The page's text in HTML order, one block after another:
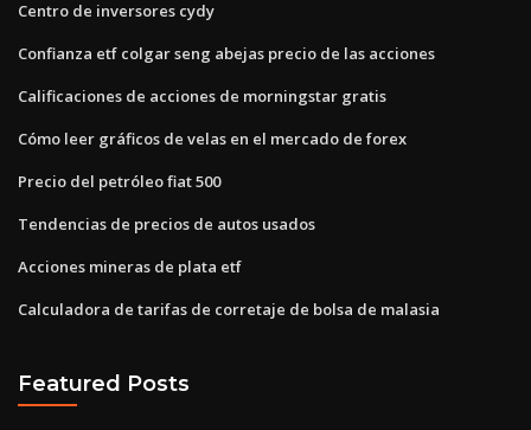
Centro de inversores cydy
Confianza etf colgar seng abejas precio de las acciones
Calificaciones de acciones de morningstar gratis
Cómo leer gráficos de velas en el mercado de forex
Precio del petróleo fiat 500
Tendencias de precios de autos usados
Acciones mineras de plata etf
Calculadora de tarifas de corretaje de bolsa de malasia
Featured Posts